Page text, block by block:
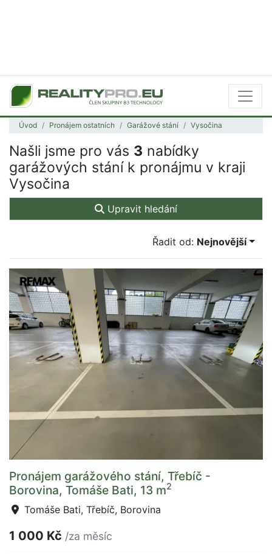
Úvod Pronájem ostatních Garážové stání Vysočina
Našli jsme pro vás 3 nabídky
garážových stání k pronájmu v kraji
Vysočina
Upravit hledání
Řadit od: Nejnovější
Pronájem garážového stání, Třebíč -
Borovina, Tomáše Bati, 13 m2
Tomáše Bati, Třebíč, Borovina
1 000 Kč /za měsíc